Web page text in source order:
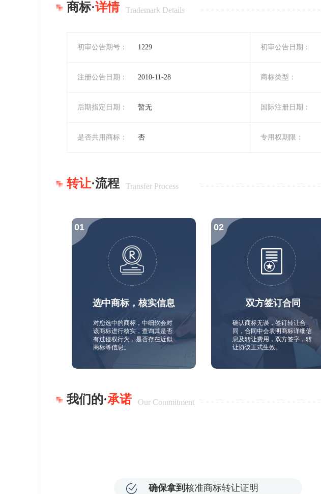
商标·详情 Trademark Details
初审公告期号： 1229 初审公告日期：
注册公告日期： 2010-11-28 商标类型：
后期指定日期： 暂无 国际注册日期：
是否共用商标： 否 专用权期限：
转让·流程 Transfer Process
选中商标，核实信息
对您选中的商标，中细软会对
该商标进行核实，查询其是否
有过侵权行为，是否存在近似
商标等信息。
双方签订合同
确认商标无误，签订转让合
同，合同中会表明商标详细信
息及转让费用，双方签字，转
让协议正式生效。
我们的·承诺 Our Commitment
确保拿到 核准商标转让证明